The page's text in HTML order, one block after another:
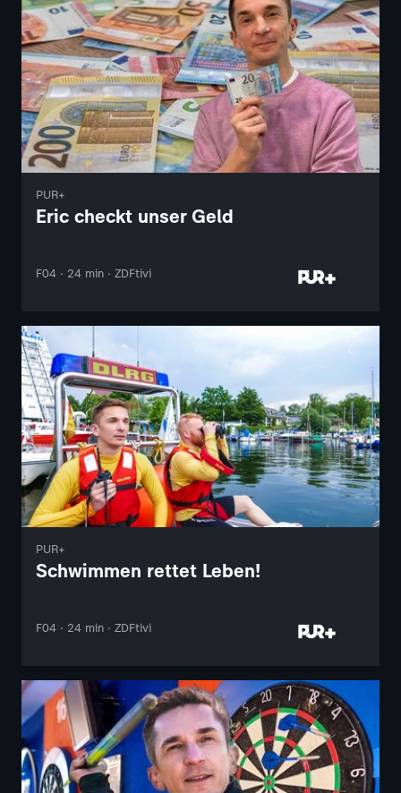
PUR+
Eric checkt unser Geld
F04 · 24 min · ZDFtivi
PUR+
Schwimmen rettet Leben!
F04 · 24 min · ZDFtivi